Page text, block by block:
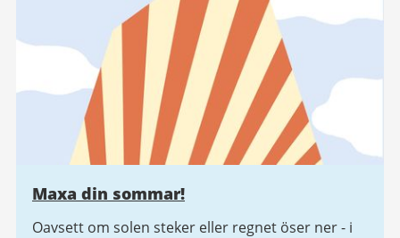
Maxa din sommar!
Oavsett om solen steker eller regnet öser ner - i